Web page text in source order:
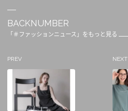
BACKNUMBER
「＃ファッションニュース」をもっと見る
PREV NEXT